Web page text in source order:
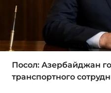
Посол: Азербайджан
транспортного